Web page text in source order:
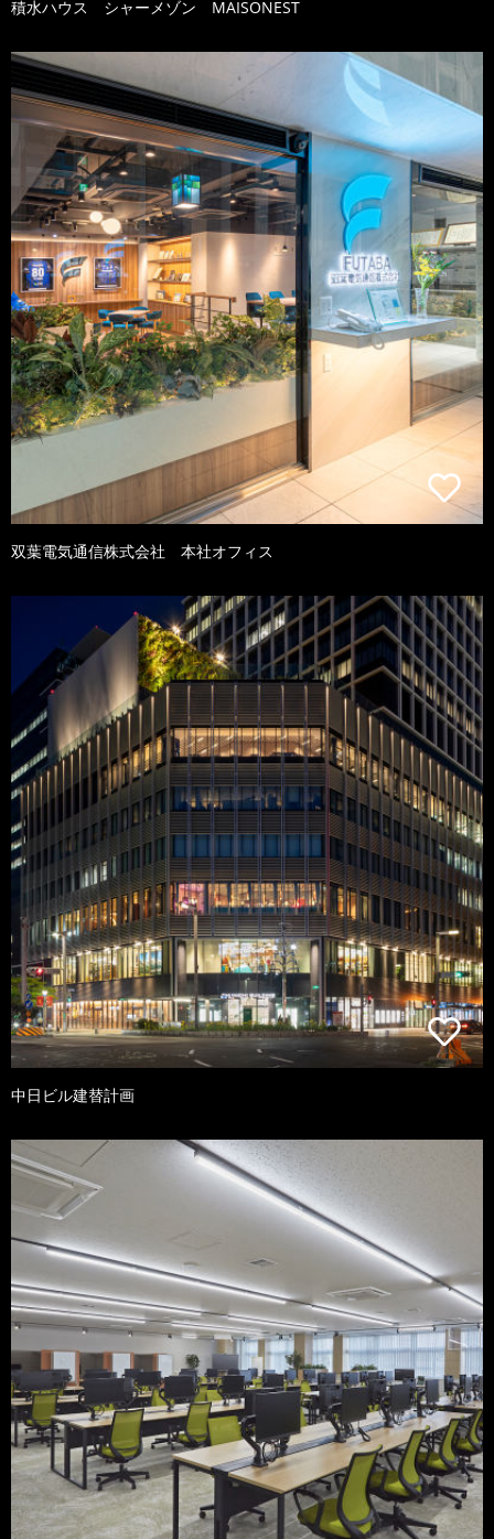
積水ハウス シャーメゾン MAISONEST
双葉電気通信株式会社 本社オフィス
中日ビル建替計画